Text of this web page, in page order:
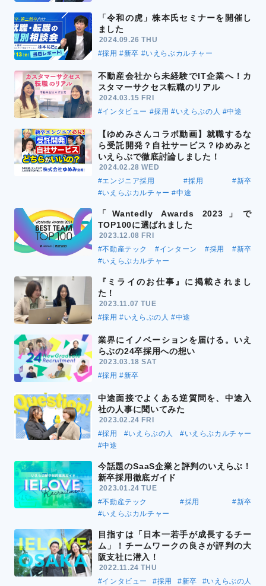
「令和の虎」株本氏セミナーを開催し
ました
2024.09.26 THU
#採用 #新卒 #いえらぶカルチャー
不動産会社から未経験でIT企業へ！カ
スタマーサクセス転職のリアル
2024.03.15 FRI
#インタビュー #採用 #いえらぶの人 #中途
【ゆめみさんコラボ動画】就職するな
ら受託開発？自社サービス？ゆめみと
いえらぶで徹底討論しました！
2024.02.28 WED
#エンジニア採用
#採用
#新卒
#いえらぶカルチャー #中途
「Wantedly Awards 2023」で
TOP100に選ばれました
2023.12.08 FRI
#不動産テック
#インターン #採用
#新卒
#いえらぶカルチャー
『ミライのお仕事』に掲載されまし
た！
2023.11.07 TUE
#採用 #いえらぶの人 #中途
業界にイノベーションを届ける。いえ
らぶの24卒採用への想い
2023.03.18 SAT
#採用 #新卒
中途面接でよくある逆質問を、中途入
社の人事に聞いてみた
2023.02.24 FRI
#採用
#いえらぶの人
#いえらぶカルチャー
#中途
今話題のSaaS企業と評判のいえらぶ！
新卒採用徹底ガイド
2023.01.24 TUE
#不動産テック
#採用
#新卒
#いえらぶカルチャー
目指すは「日本一若手が成長するチー
ム」！チームワークの良さが評判の大
阪支社に潜入！
2022.11.24 THU
#インタビュー
#採用 #新卒
#いえらぶの人